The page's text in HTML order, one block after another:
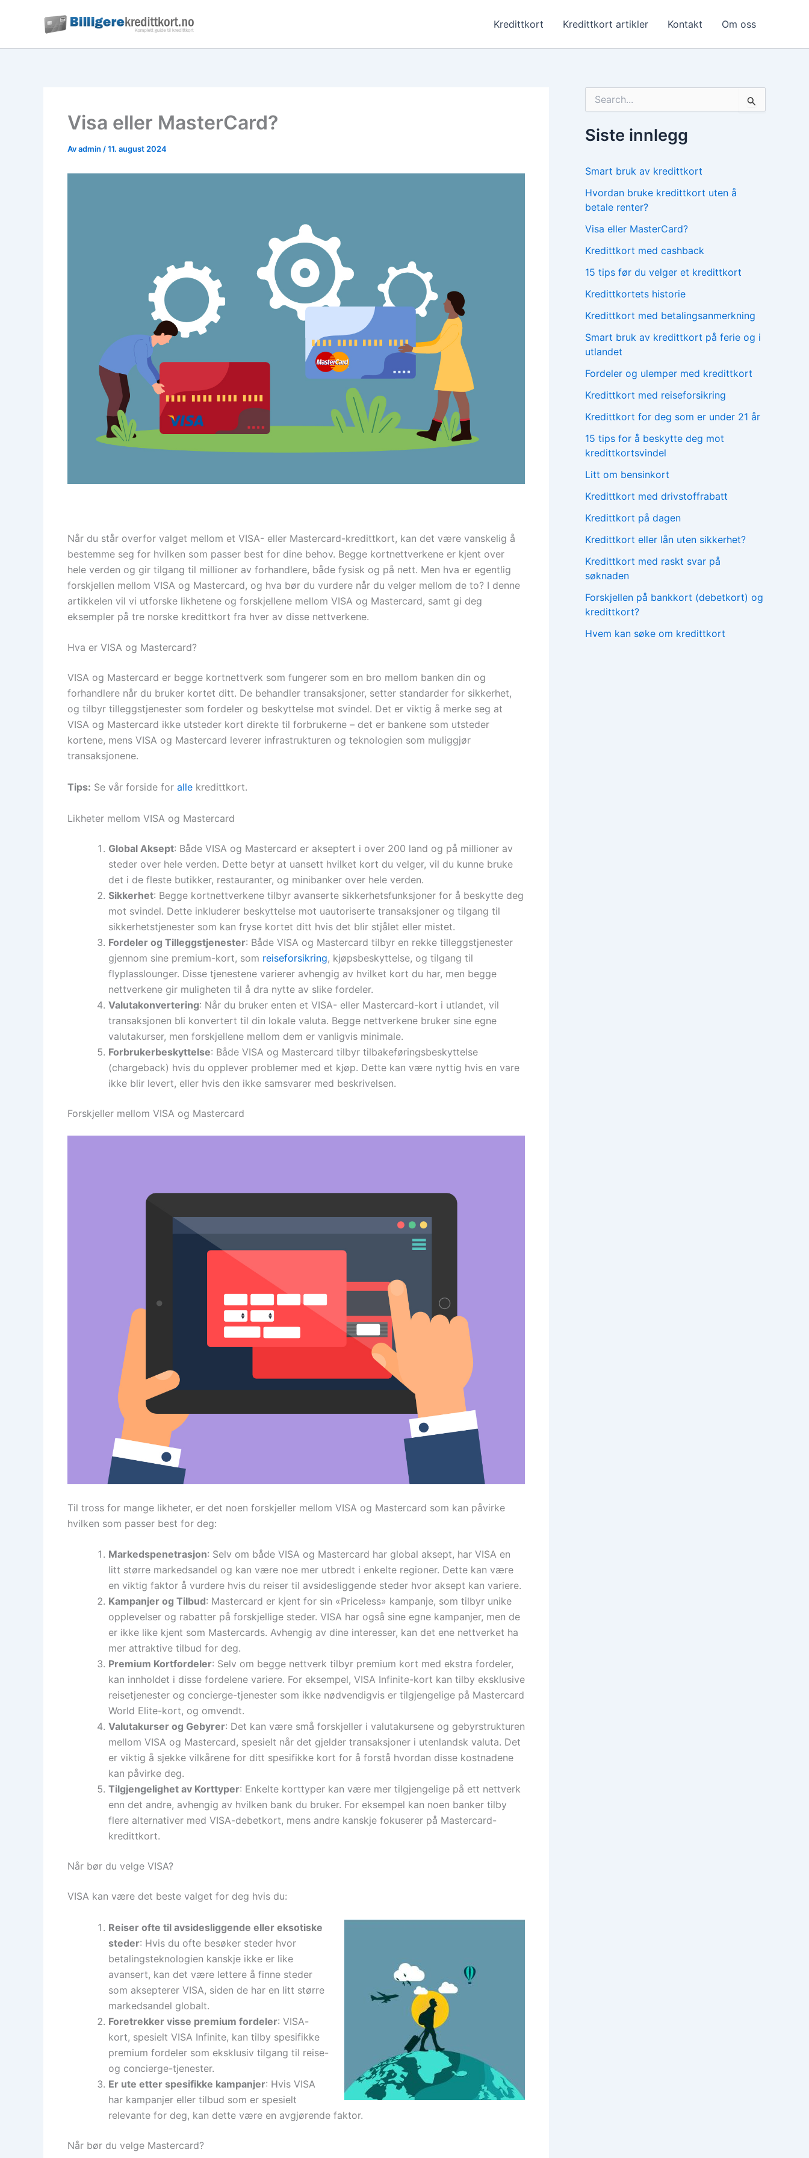
Kredittkort Kredittkort artikler Kontakt Om oss
Visa eller MasterCard?
Avadmin /11. august 2024
Når du står overfor valget mellom et VISA- eller Mastercard-kredittkort, kan det være vanskelig å
bestemme seg for hvilken som passer best for dine behov. Begge kortnettverkene er kjent over
hele verden og gir tilgang til millioner av forhandlere, både fysisk og på nett. Men hva er egentlig
forskjellen mellom VISA og Mastercard, og hva bør du vurdere når du velger mellom de to? I denne
artikkelen vil vi utforske likhetene og forskjellene mellom VISA og Mastercard, samt gi deg
eksempler på tre norske kredittkort fra hver av disse nettverkene.
Hva er VISA og Mastercard?
VISA og Mastercard er begge kortnettverk som fungerer som en bro mellom banken din og
forhandlere når du bruker kortet ditt. De behandler transaksjoner, setter standarder for sikkerhet,
og tilbyr tilleggstjenester som fordeler og beskyttelse mot svindel. Det er viktig å merke seg at
VISA og Mastercard ikke utsteder kort direkte til forbrukerne – det er bankene som utsteder
kortene, mens VISA og Mastercard leverer infrastrukturen og teknologien som muliggjør
transaksjonene.
Tips: Se vår forside for alle kredittkort.
Likheter mellom VISA og Mastercard
Global Aksept: Både VISA og Mastercard er akseptert i over 200 land og på millioner av
steder over hele verden. Dette betyr at uansett hvilket kort du velger, vil du kunne bruke
det i de fleste butikker, restauranter, og minibanker over hele verden.
Sikkerhet: Begge kortnettverkene tilbyr avanserte sikkerhetsfunksjoner for å beskytte deg
mot svindel. Dette inkluderer beskyttelse mot uautoriserte transaksjoner og tilgang til
sikkerhetstjenester som kan fryse kortet ditt hvis det blir stjålet eller mistet.
Fordeler og Tilleggstjenester: Både VISA og Mastercard tilbyr en rekke tilleggstjenester
gjennom sine premium-kort, som reiseforsikring, kjøpsbeskyttelse, og tilgang til
flyplasslounger. Disse tjenestene varierer avhengig av hvilket kort du har, men begge
nettverkene gir muligheten til å dra nytte av slike fordeler.
Valutakonvertering: Når du bruker enten et VISA- eller Mastercard-kort i utlandet, vil
transaksjonen bli konvertert til din lokale valuta. Begge nettverkene bruker sine egne
valutakurser, men forskjellene mellom dem er vanligvis minimale.
Forbrukerbeskyttelse: Både VISA og Mastercard tilbyr tilbakeføringsbeskyttelse
(chargeback) hvis du opplever problemer med et kjøp. Dette kan være nyttig hvis en vare
ikke blir levert, eller hvis den ikke samsvarer med beskrivelsen.
Forskjeller mellom VISA og Mastercard
Til tross for mange likheter, er det noen forskjeller mellom VISA og Mastercard som kan påvirke
hvilken som passer best for deg:
Markedspenetrasjon: Selv om både VISA og Mastercard har global aksept, har VISA en
litt større markedsandel og kan være noe mer utbredt i enkelte regioner. Dette kan være
en viktig faktor å vurdere hvis du reiser til avsidesliggende steder hvor aksept kan variere.
Kampanjer og Tilbud: Mastercard er kjent for sin «Priceless» kampanje, som tilbyr unike
opplevelser og rabatter på forskjellige steder. VISA har også sine egne kampanjer, men de
er ikke like kjent som Mastercards. Avhengig av dine interesser, kan det ene nettverket ha
mer attraktive tilbud for deg.
Premium Kortfordeler: Selv om begge nettverk tilbyr premium kort med ekstra fordeler,
kan innholdet i disse fordelene variere. For eksempel, VISA Infinite-kort kan tilby eksklusive
reisetjenester og concierge-tjenester som ikke nødvendigvis er tilgjengelige på Mastercard
World Elite-kort, og omvendt.
Valutakurser og Gebyrer: Det kan være små forskjeller i valutakursene og gebyrstrukturen
mellom VISA og Mastercard, spesielt når det gjelder transaksjoner i utenlandsk valuta. Det
er viktig å sjekke vilkårene for ditt spesifikke kort for å forstå hvordan disse kostnadene
kan påvirke deg.
Tilgjengelighet av Korttyper: Enkelte korttyper kan være mer tilgjengelige på ett nettverk
enn det andre, avhengig av hvilken bank du bruker. For eksempel kan noen banker tilby
flere alternativer med VISA-debetkort, mens andre kanskje fokuserer på Mastercard-
kredittkort.
Når bør du velge VISA?
VISA kan være det beste valget for deg hvis du:
Reiser ofte til avsidesliggende eller eksotiske
steder: Hvis du ofte besøker steder hvor
betalingsteknologien kanskje ikke er like
avansert, kan det være lettere å finne steder
som aksepterer VISA, siden de har en litt større
markedsandel globalt.
Foretrekker visse premium fordeler: VISA-
kort, spesielt VISA Infinite, kan tilby spesifikke
premium fordeler som eksklusiv tilgang til reise-
og concierge-tjenester.
Er ute etter spesifikke kampanjer: Hvis VISA
har kampanjer eller tilbud som er spesielt
relevante for deg, kan dette være en avgjørende faktor.
Når bør du velge Mastercard?
e
t
r
:
Siste innlegg
Smart bruk av kredittkort
Hvordan bruke kredittkort uten å
betale renter?
Visa eller MasterCard?
Kredittkort med cashback
15 tips før du velger et kredittkort
Kredittkortets historie
Kredittkort med betalingsanmerkning
Smart bruk av kredittkort på ferie og i
utlandet
Fordeler og ulemper med kredittkort
Kredittkort med reiseforsikring
Kredittkort for deg som er under 21 år
15 tips for å beskytte deg mot
kredittkortsvindel
Litt om bensinkort
Kredittkort med drivstoffrabatt
Kredittkort på dagen
Kredittkort eller lån uten sikkerhet?
Kredittkort med raskt svar på
søknaden
Forskjellen på bankkort (debetkort) og
kredittkort?
Hvem kan søke om kredittkort